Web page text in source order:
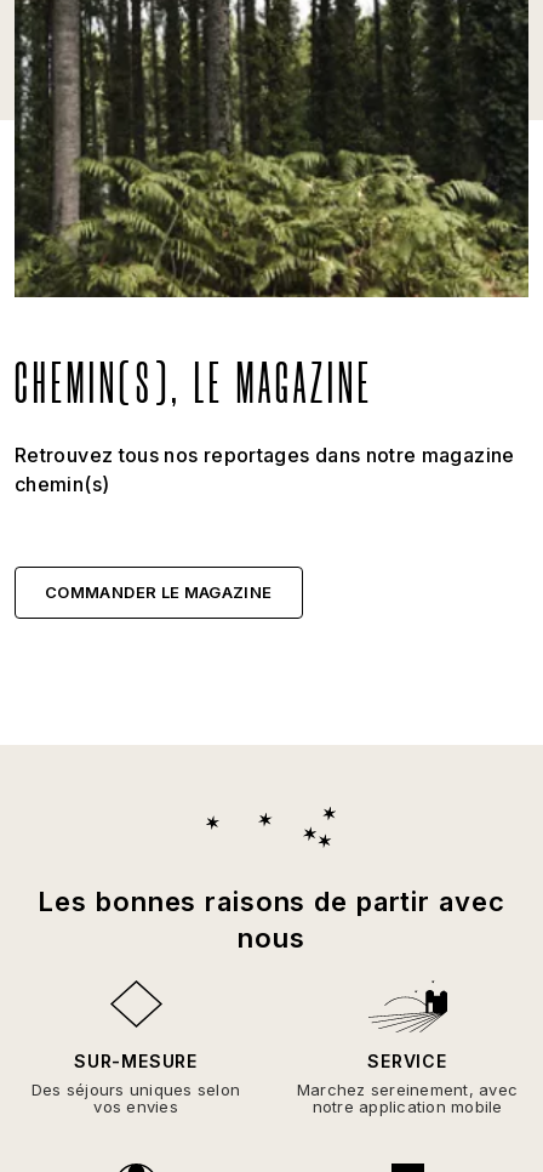
CHEMIN(S), LE MAGAZINE
Retrouvez tous nos reportages dans notre magazine
chemin(s)
COMMANDER LE MAGAZINE
Les bonnes raisons de partir avec
nous
SUR-MESURE
Des séjours uniques selon
vos envies
SERVICE
Marchez sereinement, avec
notre application mobile